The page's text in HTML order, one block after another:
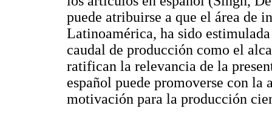
puede atribuirse a que el área de
Latinoamérica, ha sido
caudal de producción como el
ratifican la relevancia de la
español puede promoverse con
motivación para la producción